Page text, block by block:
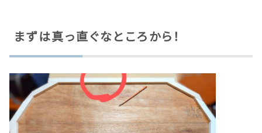
まずは真っ直ぐなところから！